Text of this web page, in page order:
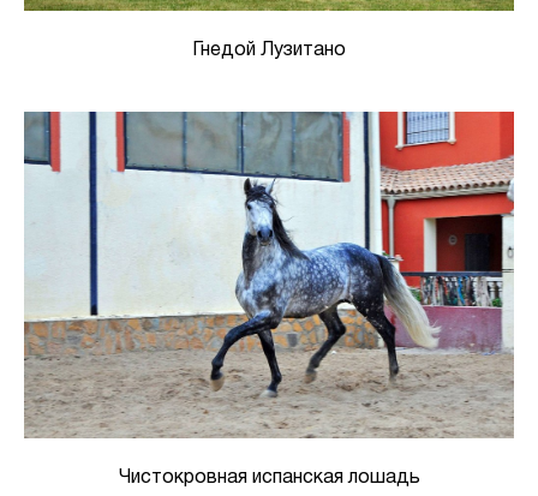
Гнедой Лузитано
Чистокровная испанская лошадь